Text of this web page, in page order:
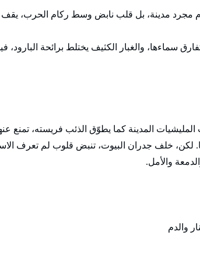
مجرد مدينة، بل قلب نابض وسط ركام الحرب،
سماءها، والغبار الكثيف يختلط برائحة البارود،
المدينة كما يطوّق الذئب فريسته، تمنع
لكن، خلف جدران البيوت، تنبض قلوب لم تعرف
والأمل.
والدم